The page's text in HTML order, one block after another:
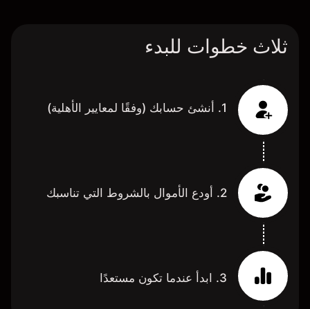
ثلاث خطوات للبدء
1. أنشئ حسابك (وفقًا لمعايير الأهلية)
2. أودع الأموال بالشروط التي تناسبك
3. ابدأ عندما تكون مستعدًا